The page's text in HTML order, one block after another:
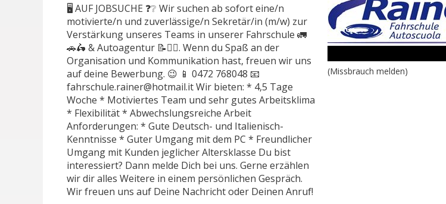
🖥️ AUF JOBSUCHE ❓❔ Wir suchen ab sofort eine/n
motivierte/n und zuverlässige/n Sekretär/in (m/w) zur
Verstärkung unseres Teams in unserer Fahrschule 🚛
🚗🛵 & Autoagentur 📝✍🏻. Wenn du Spaß an der
Organisation und Kommunikation hast, freuen wir uns
auf deine Bewerbung. 😉 📱 0472 768048 📧
fahrschule.rainer@hotmail.it Wir bieten: * 4,5 Tage
Woche * Motiviertes Team und sehr gutes Arbeitsklima
* Flexibilität * Abwechslungsreiche Arbeit
Anforderungen: * Gute Deutsch- und Italienisch-
Kenntnisse * Guter Umgang mit dem PC * Freundlicher
Umgang mit Kunden jeglicher Altersklasse Du bist
interessiert? Dann melde Dich bei uns. Gerne erzählen
wir dir alles Weitere in einem persönlichen Gespräch.
Wir freuen uns auf Deine Nachricht oder Deinen Anruf!
(Missbrauch melden)